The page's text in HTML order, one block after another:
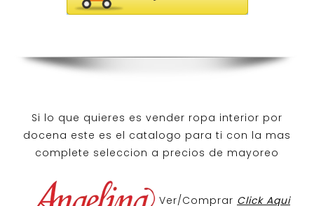
Si lo que quieres es vender ropa interior por
docena este es el catalogo para ti con la mas
complete seleccion a precios de mayoreo
Ver/Comprar Click Aqui